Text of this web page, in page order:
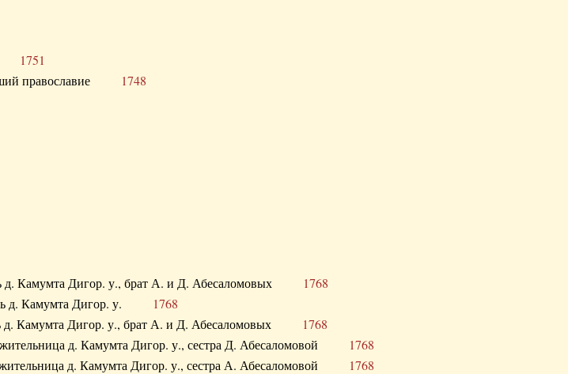
1751
православие 1748
д. Камумта Дигор. у., брат А. и Д. Абесаломовых 1768
д. Камумта Дигор. у. 1768
д. Камумта Дигор. у., брат А. и Д. Абесаломовых 1768
жительница д. Камумта Дигор. у., сестра Д. Абесаломовой 1768
жительница д. Камумта Дигор. у., сестра А. Абесаломовой 1768